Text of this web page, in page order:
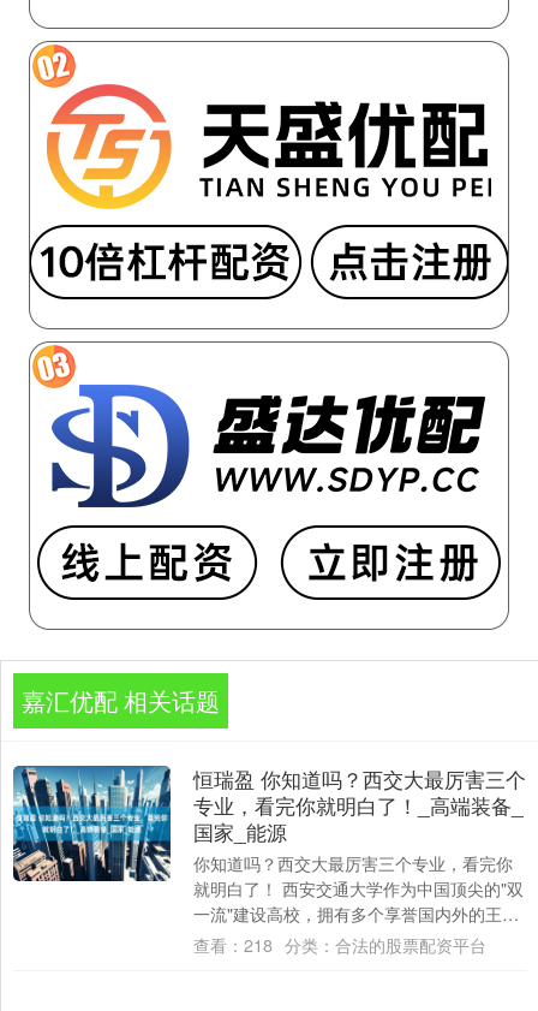
嘉汇优配 相关话题
恒瑞盈 你知道吗？西交大最厉害三个
专业，看完你就明白了！_高端装备_
国家_能源
你知道吗？西交大最厉害三个专业，看完你
就明白了！ 西安交通大学作为中国顶尖的"双
一流"建设高校，拥有多个享誉国内外的王牌
专业。根据学科评估、就业质量及科研实力
查看： 218 分类： 合法的股票配资平台